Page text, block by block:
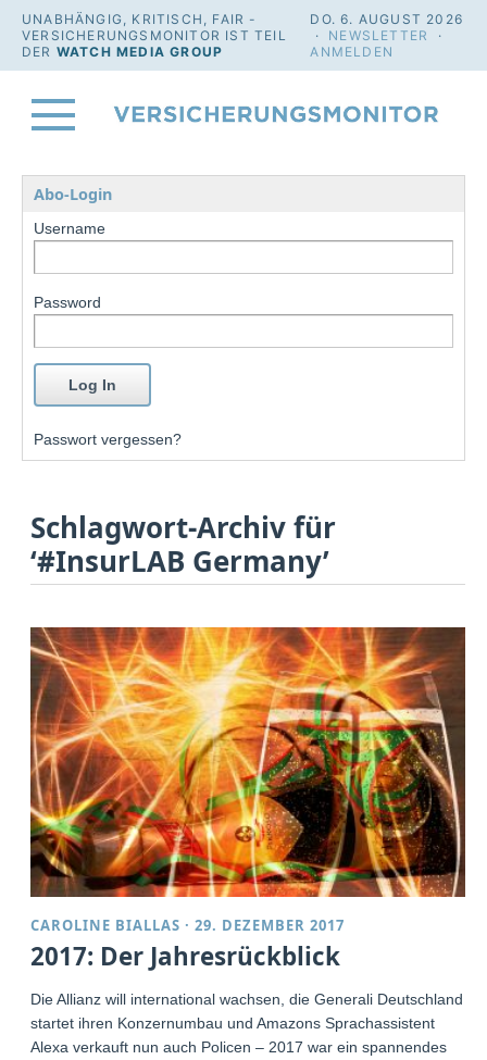
UNABHÄNGIG, KRITISCH, FAIR -
VERSICHERUNGSMONITOR IST TEIL
DER WATCH MEDIA GROUP
DO. 6. AUGUST 2026
· NEWSLETTER
·
ANMELDEN
Abo-Login
Username
Password
Passwort vergessen?
Schlagwort-Archiv für
‘#InsurLAB Germany’
CAROLINE BIALLAS ·29. DEZEMBER 2017
2017: Der Jahresrückblick
Die Allianz will international wachsen, die Generali Deutschland
startet ihren Konzernumbau und Amazons Sprachassistent
Alexa verkauft nun auch Policen – 2017 war ein spannendes